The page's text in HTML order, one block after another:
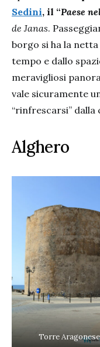
Sedini, il “Paese
de Janas.
borgo si ha la
tempo e dallo
meravigliosi
vale sicuramente
“rinfrescarsi” dalla
Alghero
Torre Aragonese